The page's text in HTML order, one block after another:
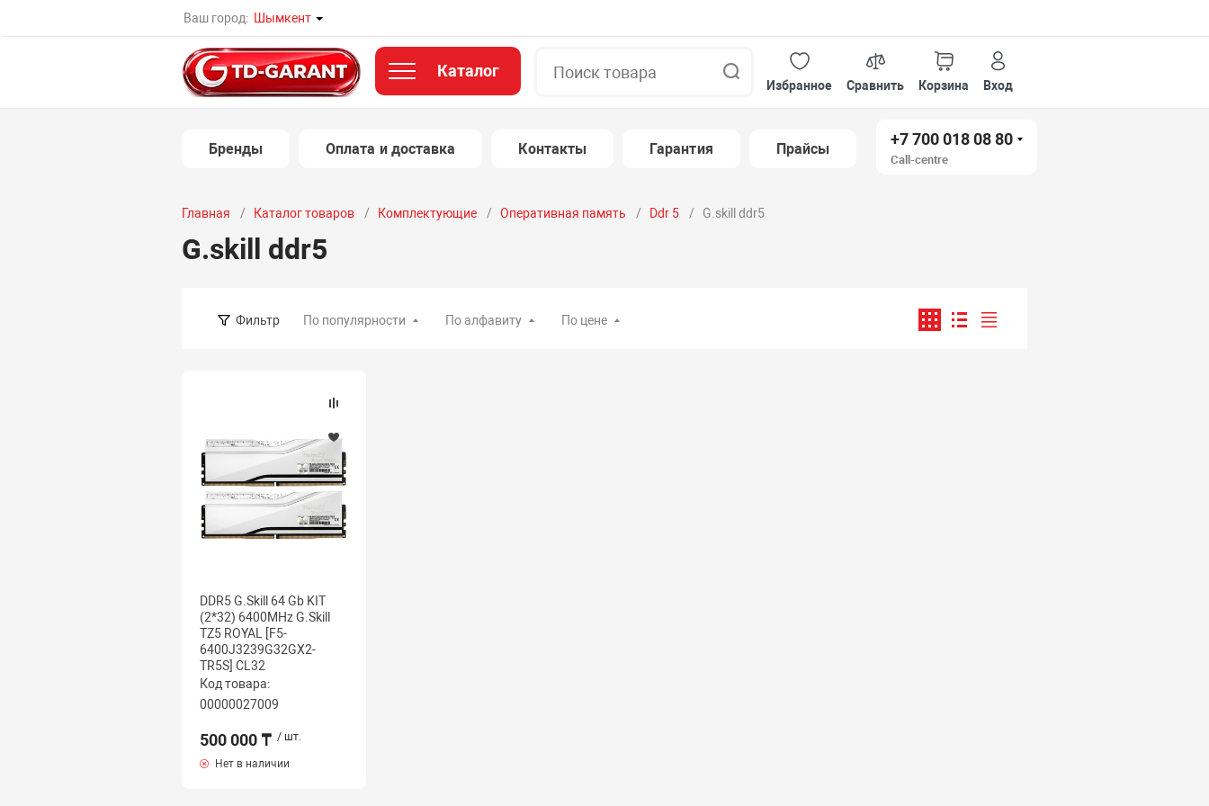
Ваш город: Шымкент
Каталог
Избранное
Сравнить Корзина Вход
Бренды Оплата и доставка Контакты Гарантия Прайсы
+7 700 018 08 80
Call-centre
Главная Каталог товаров Комплектующие Оперативная память Ddr 5 G.skill ddr5
G.skill ddr5
Фильтр По популярности По алфавиту По цене
DDR5 G.Skill 64 Gb KIT
(2*32) 6400MHz G.Skill
TZ5 ROYAL [F5-
6400J3239G32GX2-
TR5S] CL32
Код товара:
00000027009
500 000 ₸ / шт.
Нет в наличии